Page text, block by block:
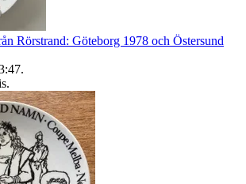
Rörstrand: Göteborg 1978 och Östersund
.
.